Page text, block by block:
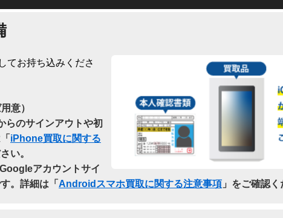
てお持ち込みくださ
意）
らのサインアウトや初
iPhone買取に関する
い。
アカウントサイ
。詳細は「 Androidスマホ買取に関する注意事項 」をご確認